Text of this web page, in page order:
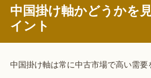
中国掛け軸かどうかを
イント
中国掛け軸は常に中古市場で高い需要